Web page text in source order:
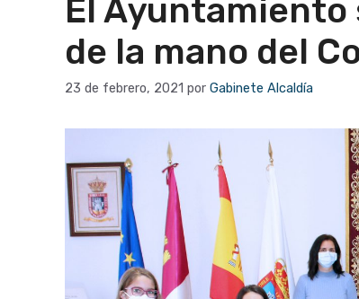
El
de la mano del
23 de febrero, 2021 por Gabinete Alcaldía